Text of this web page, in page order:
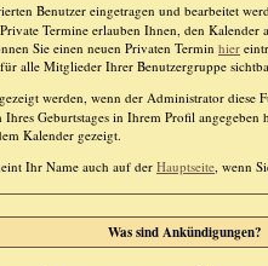
Benutzer eingetragen und bearbeitet
Termine erlauben Ihnen, den Kalender
Sie einen neuen Privaten Termin hier
alle Mitglieder Ihrer Benutzergruppe
werden, wenn der Administrator
Geburtstages in Ihrem Profil
Kalender gezeigt.
Ihr Name auch auf der Hauptseite, wenn
Was sind Ankündigungen?